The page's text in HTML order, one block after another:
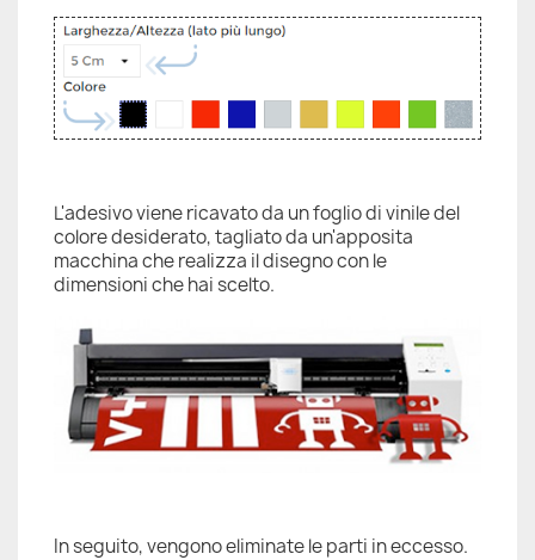
L'adesivo viene ricavato da un foglio di vinile del
colore desiderato, tagliato da un'apposita
macchina che realizza il disegno con le
dimensioni che hai scelto.
In seguito, vengono eliminate le parti in eccesso.